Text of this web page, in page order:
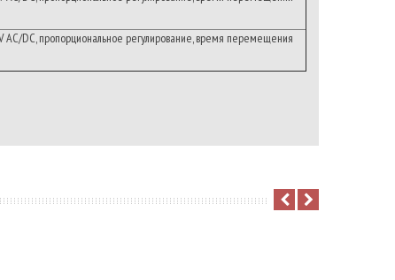
AC/DC,пропорциональное регулирование,время перемещения